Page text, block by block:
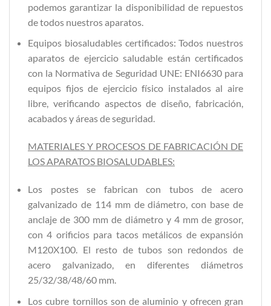
podemos garantizar la disponibilidad de repuestos
de todos nuestros aparatos.
Equipos biosaludables certificados: Todos nuestros
aparatos de ejercicio saludable están certificados
con la Normativa de Seguridad UNE: ENI6630 para
equipos fijos de ejercicio físico instalados al aire
libre, verificando aspectos de diseño, fabricación,
acabados y áreas de seguridad.
MATERIALES Y PROCESOS DE FABRICACIÓN DE
LOS APARATOS BIOSALUDABLES:
Los postes se fabrican con tubos de acero
galvanizado de 114 mm de diámetro, con base de
anclaje de 300 mm de diámetro y 4 mm de grosor,
con 4 orificios para tacos metálicos de expansión
M120X100. El resto de tubos son redondos de
acero galvanizado, en diferentes diámetros
25/32/38/48/60 mm.
Los cubre tornillos son de aluminio y ofrecen gran